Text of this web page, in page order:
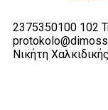
2375350100 102
Νικήτη